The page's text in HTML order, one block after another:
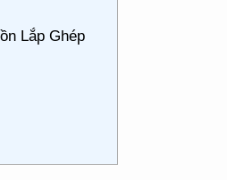
Lắp Ghép